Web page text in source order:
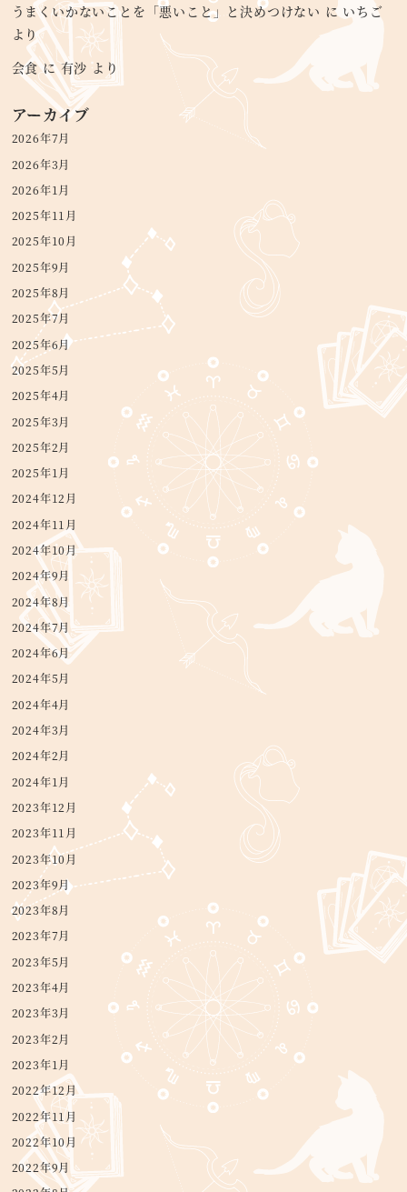
うまくいかないことを「悪いこと」と決めつけない に いちご
より
会食に有沙 より
アーカイブ
2026年7月
2026年3月
2026年1月
2025年11月
2025年10月
2025年9月
2025年8月
2025年7月
2025年6月
2025年5月
2025年4月
2025年3月
2025年2月
2025年1月
2024年12月
2024年11月
2024年10月
2024年9月
2024年8月
2024年7月
2024年6月
2024年5月
2024年4月
2024年3月
2024年2月
2024年1月
2023年12月
2023年11月
2023年10月
2023年9月
2023年8月
2023年7月
2023年5月
2023年4月
2023年3月
2023年2月
2023年1月
2022年12月
2022年11月
2022年10月
2022年9月